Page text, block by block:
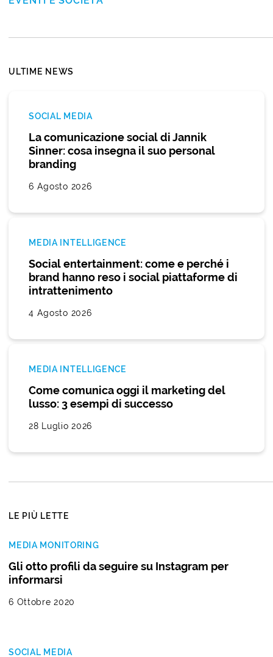
ULTIME NEWS
SOCIAL MEDIA
La comunicazione social di Jannik
Sinner: cosa insegna il suo personal
branding
6 Agosto 2026
MEDIA INTELLIGENCE
Social entertainment: come e perché i
brand hanno reso i social piattaforme di
intrattenimento
4 Agosto 2026
MEDIA INTELLIGENCE
Come comunica oggi il marketing del
lusso: 3 esempi di successo
28 Luglio 2026
LE PIÙ LETTE
MEDIA MONITORING
Gli otto profili da seguire su Instagram per
informarsi
6 Ottobre 2020
SOCIAL MEDIA